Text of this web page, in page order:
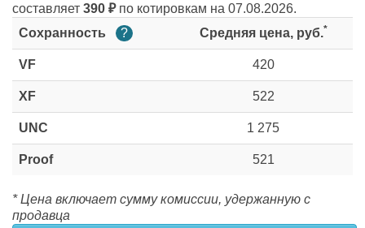
составляет 390 ₽по котировкам на 07.08.2026.
Сохранность
? Средняя цена, руб.*
VF 420
XF 522
UNC 1 275
Proof 521
* Цена включает сумму комиссии, удержанную с
продавца